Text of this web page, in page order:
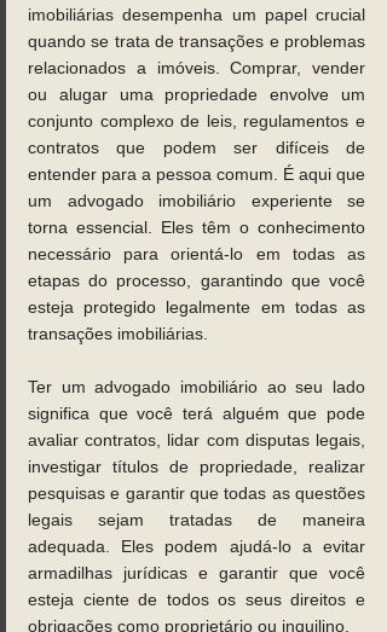
imobiliárias desempenha um papel crucial
quando se trata de transações e problemas
relacionados a imóveis. Comprar, vender
ou alugar uma propriedade envolve um
conjunto complexo de leis, regulamentos e
contratos que podem ser difíceis de
entender para a pessoa comum. É aqui que
um advogado imobiliário experiente se
torna essencial. Eles têm o conhecimento
necessário para orientá-lo em todas as
etapas do processo, garantindo que você
esteja protegido legalmente em todas as
transações imobiliárias.
Ter um advogado imobiliário ao seu lado
significa que você terá alguém que pode
avaliar contratos, lidar com disputas legais,
investigar títulos de propriedade, realizar
pesquisas e garantir que todas as questões
legais sejam tratadas de maneira
adequada. Eles podem ajudá-lo a evitar
armadilhas jurídicas e garantir que você
esteja ciente de todos os seus direitos e
obrigações como proprietário ou inquilino.